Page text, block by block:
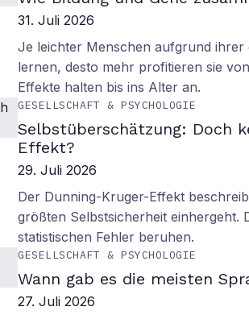
31. Juli 2026
Je leichter Menschen aufgrund ihrer
lernen, desto mehr profitieren sie
Effekte halten bis ins Alter an.
GESELLSCHAFT & PSYCHOLOGIE
Selbstüberschätzung: Doch
Effekt?
29. Juli 2026
Der Dunning-Kruger-Effekt
größten Selbstsicherheit einhergeht.
statistischen Fehler beruhen.
GESELLSCHAFT & PSYCHOLOGIE
Wann gab es die meisten
27. Juli 2026